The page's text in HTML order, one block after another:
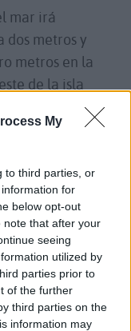
My
to third parties, or
for
below opt-out
note that after your
seeing
utilized by
parties prior to
of the further
third parties on the
information may
mar irá
dos metros y
metros en la
de la isla
en el
20 meses por un